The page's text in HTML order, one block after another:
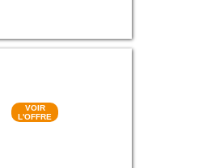
VOIR
L'OFFRE